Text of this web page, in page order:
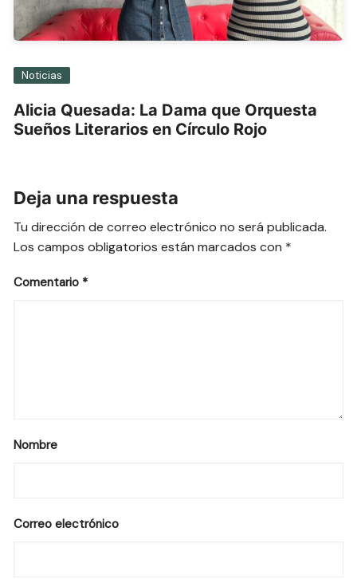
Noticias
Alicia Quesada: La Dama que Orquesta
Sueños Literarios en Círculo Rojo
Deja una respuesta
Tu dirección de correo electrónico no será publicada.
Los campos obligatorios están marcados con *
Comentario *
Nombre
Correo electrónico